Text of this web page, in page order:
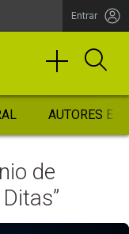
Entrar
AUTORES
de